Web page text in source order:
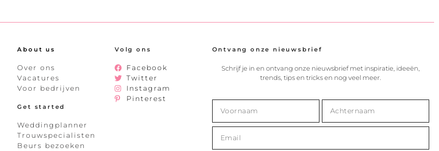
About us
Over ons
Vacatures
Voor bedrijven
Get started
Weddingplanner
Trouwspecialisten
Beurs bezoeken
Volg ons
Facebook
Twitter
Instagram
Pinterest
Ontvang onze nieuwsbrief
Schrijf je in en ontvang onze nieuwsbrief met inspiratie, ideeën,
trends, tips en tricks en nog veel meer.